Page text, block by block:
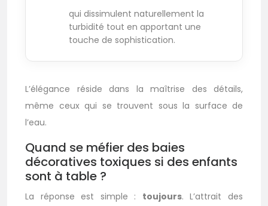
qui dissimulent naturellement la
turbidité tout en apportant une
touche de sophistication.
L’élégance réside dans la maîtrise des détails,
même ceux qui se trouvent sous la surface de
l’eau.
Quand se méfier des baies
décoratives toxiques si des enfants
sont à table ?
La réponse est simple : toujours. L’attrait des